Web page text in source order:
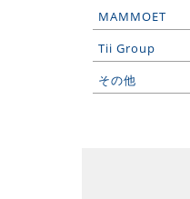
MAMMOET
Tii Group
その他